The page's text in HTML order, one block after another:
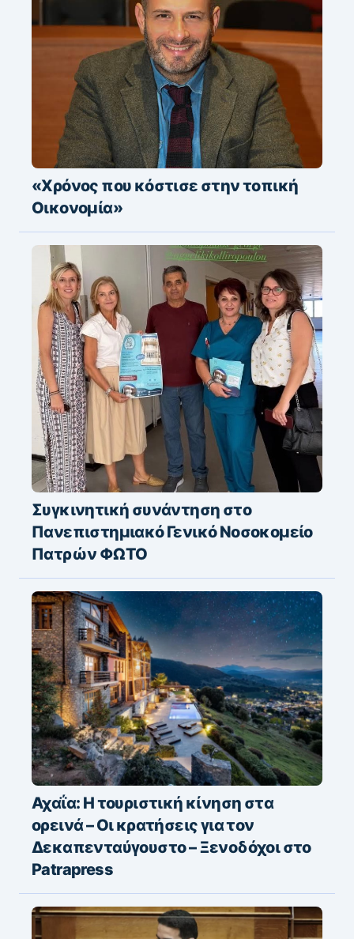
«Χρόνος που κόστισε στην τοπική
Οικονομία»
Συγκινητική συνάντηση στο
Πανεπιστημιακό Γενικό Νοσοκομείο
Πατρών ΦΩΤΟ
Αχαΐα: Η τουριστική κίνηση στα
ορεινά – Οι κρατήσεις για τον
Δεκαπενταύγουστο – Ξενοδόχοι στο
Patrapress